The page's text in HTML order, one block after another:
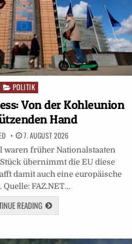
Posted
POLITIK
Von der Kohleunion
Hand
7. AUGUST 2026
waren früher Nationalstaaten
übernimmt die EU diese
damit auch eine europäische
Quelle: FAZ.NET…
READING